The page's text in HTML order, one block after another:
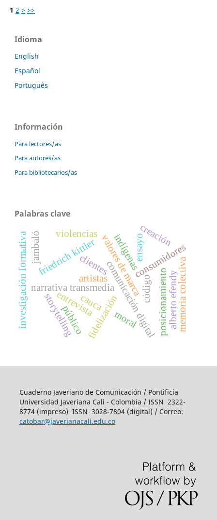
1 2 > >>
Idioma
English
Español
Português
Información
Para lectores/as
Para autores/as
Para bibliotecarios/as
Palabras clave
comunicación digital
valores de marcaconsumidores
posicionamiento
fidelización
clientes
narrativa transmedia
indígenas
entrevista alberto efendy
investigación formativa código
ensayo
friedrich kittler
artistas
creación
memoria colectiva
jambaló
cauca
storytelling
violencias
público moral
Cuaderno Javeriano de Comunicación / Pontificia
Universidad Javeriana Cali - Colombia / ISSN 2322-
8774 (impreso) ISSN 3028-7804 (digital) / Correo:
catobar@javerianacali.edu.co